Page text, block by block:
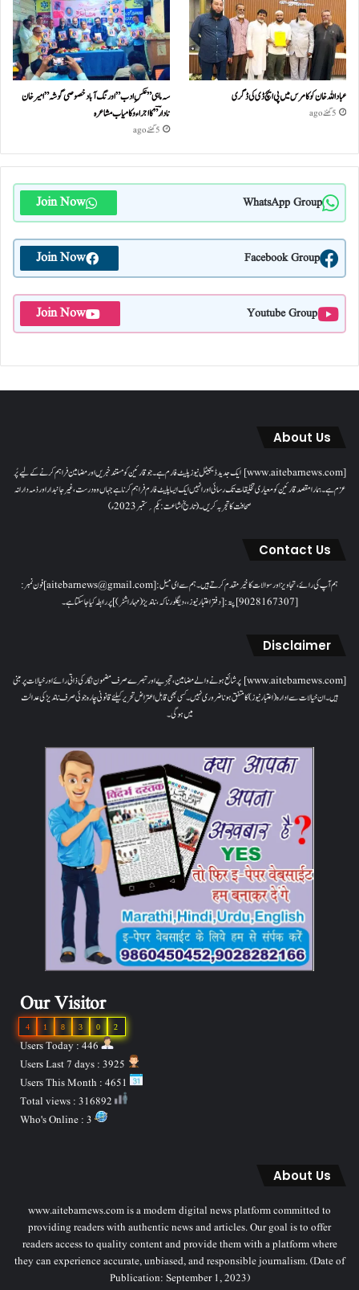
عباداللہ خان کو کامرس میں پی ایچ ڈی کی ڈگری
5 گھنٹے ago
سہ ماہی ” عکسِ ادب” اورنگ آباد خصوصی گو شہ ” امیر خان
نادا رؔ ” کا اجراء و کامیاب مشا عر ہ
5 گھنٹے ago
WhatsApp Group
Join Now
Facebook Group
Join Now
Youtube Group
Join Now
About Us
[www.aitebarnews.com] ایک جدید ڈیجیٹل نیوز پلیٹ فارم ہے۔ جو قارئین کو مستند خبریں اور مضامین فراہم کرنے کے لیے پُر
عزم ہے۔ ہمارا مقصدقارئین کو معیاری تخلیقات تک رسائی اور انہیں ایک ایسا پلیٹ فارم فراہم کرنا ہے جہاں وہ درست، غیر جانبدار اور ذمہ دارانہ
صحافت کا تجربہ کریں۔( تاریخ اشاعت : یکم؍ ستمبر 2023ء)
Contact Us
ہم آپ کی رائے، تجاویز اور سوالات کا خیرمقدم کرتے ہیں۔ ہم سےای میل: [aitebarnews@gmail.com]فون نمبر:
[9028167307]پتہ: [دفتر اعتبار نیوز، ، دیگلور ناکہ، ناندیڑ(مہاراشٹر) ] پر رابطہ کیا جاسکتا ہے۔
Disclaimer
[www.aitebarnews.com] پر شائع ہونے والے مضامین، تجزیے اور تبصرے صرف مضمون نگار کی ذاتی رائے اور خیالات پر مبنی
ہیں۔ ان خیالات سے ادارہ (اعتبار نیوز) کا متفق ہونا ضروری نہیں۔ کسی بھی قابل اعتراض تحریر کیلئے قانونی چارہ جوئی صرف ناندیڑ کی عدالت
میں ہوگی۔
Our Visitor
2
0
3
8
1
4
Users Today : 446
About Us
www.aitebarnews.com is a modern digital news platform committed to
providing readers with authentic news and articles. Our goal is to offer
readers access to quality content and provide them with a platform where
they can experience accurate, unbiased, and responsible journalism. (Date of
Publication: September 1, 2023)